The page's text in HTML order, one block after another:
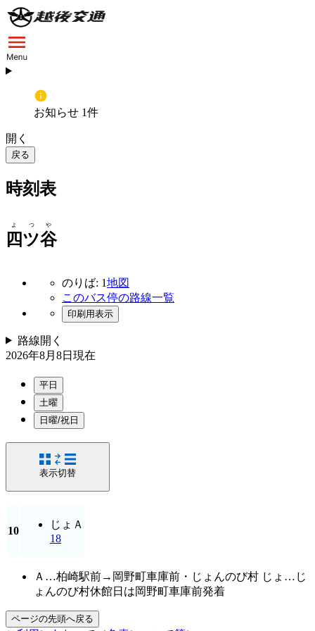
お知らせ 1件
開く
戻る
時刻表
四ツ谷
よつや
のりば: 1地図
このバス停の路線一覧
印刷用表示
路線開く
2026年8月8日 現在
平日
土曜
日曜/祝日
表示切替
10
じょ Ａ
18
Ａ…柏崎駅前→岡野町車庫前・じょんのび村 じょ…じ
ょんのび村休館日は岡野町車庫前発着
ページの先頭へ戻る